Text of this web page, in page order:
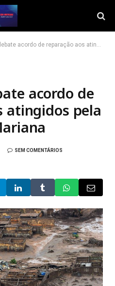
de reparação aos atingidos pela tragédia de Mariana
acordo de
atingidos pela
SEM COMENTÁRIOS